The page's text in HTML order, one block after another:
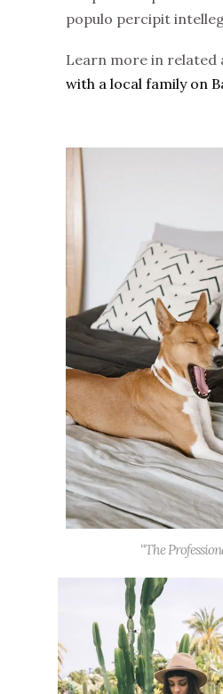
populo percipit
Learn more in related
with a local family on
“The